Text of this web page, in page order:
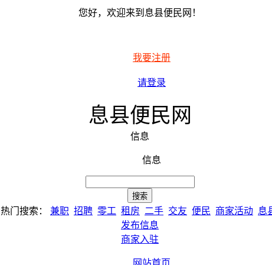
您好，欢迎来到息县便民网！
我要注册
请登录
息县便民网
信息
信息
热门搜索： 兼职 招聘 零工 租房 二手 交友 便民 商家活动 息
发布信息
商家入驻
网站首页